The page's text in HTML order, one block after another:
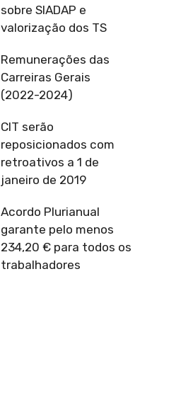
sobre SIADAP e
valorização dos TS
Remunerações das
Carreiras Gerais
(2022-2024)
CIT serão
reposicionados com
retroativos a 1 de
janeiro de 2019
Acordo Plurianual
garante pelo menos
234,20 € para todos os
trabalhadores